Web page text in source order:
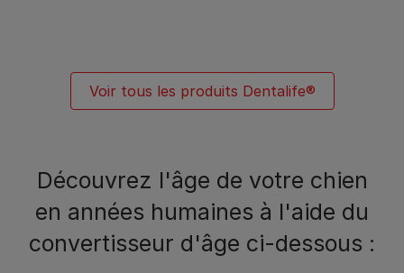
Voir tous les produits Dentalife®
Découvrez l'âge de votre chien
en années humaines à l'aide du
convertisseur d'âge ci-dessous :